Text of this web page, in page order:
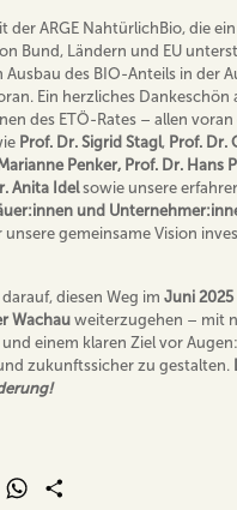
der ARGE NahtürlichBio, die
Bund, Ländern und EU
des BIO-Anteils in der
Ein herzliches Dankeschön
des ETÖ-Rates – allen voran
Prof. Dr. Sigrid Stagl, Prof. Dr.
Penker, Prof. Dr. Hans
Anita Idelsowie unsere
und
unsere gemeinsame Vision
diesen Weg im Juni 2025
Wachauweiterzugehen – mit
und einem klaren Ziel vor
zukunftssicher zu gestalten.
Email WhatsApp